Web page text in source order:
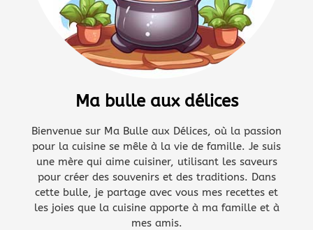
Ma bulle aux délices
Bienvenue sur Ma Bulle aux Délices, où la passion
pour la cuisine se mêle à la vie de famille. Je suis
une mère qui aime cuisiner, utilisant les saveurs
pour créer des souvenirs et des traditions. Dans
cette bulle, je partage avec vous mes recettes et
les joies que la cuisine apporte à ma famille et à
mes amis.